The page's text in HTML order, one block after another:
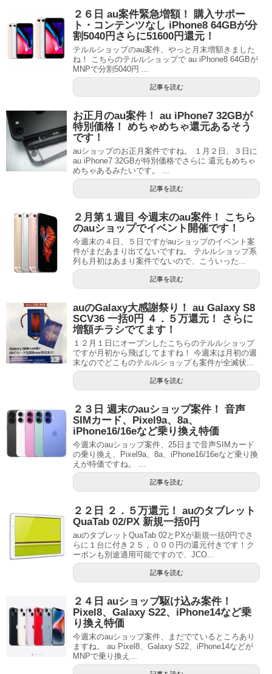
２６日 au案件緊急増額！ 購入サポー
ト・コンテンツなし iPhone8 64GBが分
割5040円さらに51600円還元！
テルルショップのau案件、やっと月末増額きました
ね！ こちらのテルルショップで au iPhone8 64GBが
MNPで分割5040円 ...
記事を読む
お正月のau案件！ au iPhone7 32GBが
特別価格！ めちゃめちゃ還元あるそう
です！
auショップのお正月案件ですね。 １月２日、３日に
au iPhone7 32GBが特別価格でさらに 還元もめちゃ
めちゃあるみたいです。 ...
記事を読む
２月第１週目 今週末のau案件！ こちら
のauショップでイベント開催です！
今週末の４日、５日ですがauショップのイベント案
件がまだあまり出てないですね。 テルルショップ系
列も月初はあまり案件でないので、こういった...
記事を読む
auのGalaxy大感謝祭り！ au Galaxy S8
SCV36 一括0円 ４．５万還元！ さらに
増額チラシでてます！
１２月１日にオープンしたこちらのテルルショップ
ですが月初から飛ばしてますね！ 今週末は月初の週
末なのでどこものテルルショップも案件が全滅状...
記事を読む
２３日 週末のauショップ案件！ 音声
SIMカード、Pixel9a、8a、
iPhone16/16eなど乗り換え特価
今週末のauショップ案件、25日まで音声SIMカード
の乗り換え、Pixel9a、8a、iPhone16/16eなど乗り換
えが特価ですね。 ...
記事を読む
２２日 ２．５万還元！ auのタブレット
QuaTab 02/PX 新規一括0円
auのタブレットQuaTab 02とPXが新規一括0円でさ
らに１台に付き２５，０００円の還元付きです！ク
ーポンも別途適用可能ですので、JCO...
記事を読む
２４日 auショップ駆け込み案件！
Pixel8、Galaxy S22、iPhone14など乗
り換え特価
今週末のauショップ案件、まだでているところあり
ますね。 au Pixel8、Galaxy S22、iPhone14などが
MNPで乗り換え...